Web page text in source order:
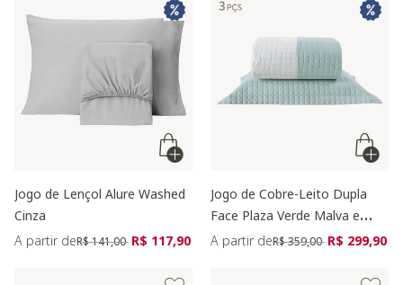
Jogo de Lençol Alure Washed
Cinza
A partir dePreço reduzido de
R$ 141,00 para
R$ 117,90
Jogo de Cobre-Leito Dupla
Face Plaza Verde Malva e
Palha
A partir dePreço reduzido de
R$ 359,00 para
R$ 299,90